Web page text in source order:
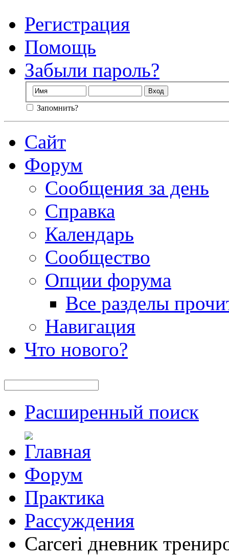
Регистрация
Помощь
Забыли пароль?
Запомнить?
Сайт
Форум
Сообщения за день
Справка
Календарь
Сообщество
Опции форума
Все разделы
Навигация
Что нового?
Расширенный поиск
Форум
Практика
Рассуждения
Carceri дневник